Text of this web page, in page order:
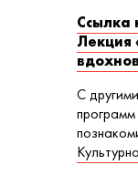
Ссылка
Лекция
С